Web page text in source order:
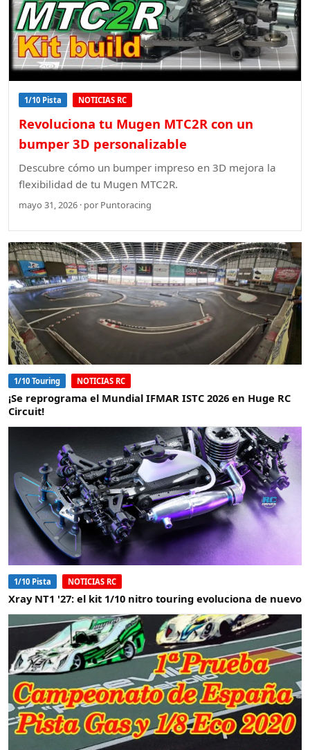
1/10 Pista NOTICIAS RC
Revoluciona tu Mugen MTC2R con un
bumper 3D personalizable
Descubre cómo un bumper impreso en 3D mejora la
flexibilidad de tu Mugen MTC2R.
mayo 31, 2026 · por Puntoracing
1/10 Touring NOTICIAS RC
¡Se reprograma el Mundial IFMAR ISTC 2026 en Huge RC
Circuit!
1/10 Pista NOTICIAS RC
Xray NT1 '27: el kit 1/10 nitro touring evoluciona de nuevo